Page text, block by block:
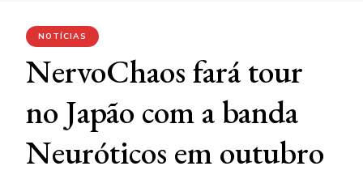
NOTÍCIAS
NervoChaos fará tour
no Japão com a banda
Neuróticos em outubro